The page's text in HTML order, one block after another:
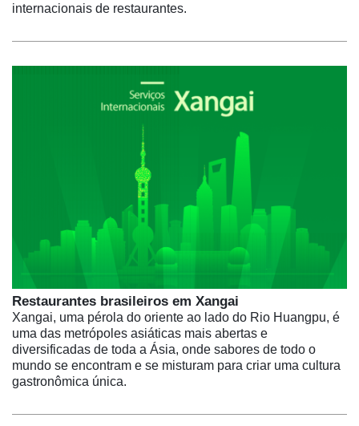
internacionais de restaurantes.
Restaurantes brasileiros em Xangai
Xangai, uma pérola do oriente ao lado do Rio Huangpu, é
uma das metrópoles asiáticas mais abertas e
diversificadas de toda a Ásia, onde sabores de todo o
mundo se encontram e se misturam para criar uma cultura
gastronômica única.